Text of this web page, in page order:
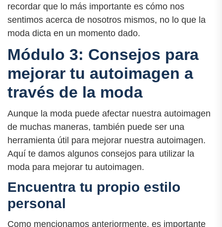
recordar que lo más importante es cómo nos
sentimos acerca de nosotros mismos, no lo que la
moda dicta en un momento dado.
Módulo 3: Consejos para
mejorar tu autoimagen a
través de la moda
Aunque la moda puede afectar nuestra autoimagen
de muchas maneras, también puede ser una
herramienta útil para mejorar nuestra autoimagen.
Aquí te damos algunos consejos para utilizar la
moda para mejorar tu autoimagen.
Encuentra tu propio estilo
personal
Como mencionamos anteriormente, es importante